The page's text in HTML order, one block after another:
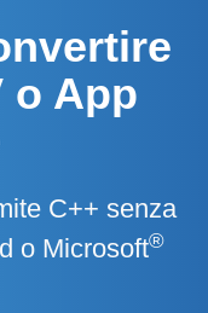
o App
C++ senza
o Microsoft®